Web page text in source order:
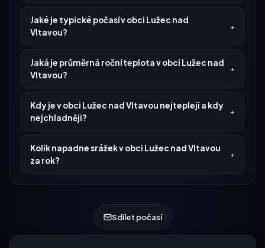
Jaké je typické počasí v obci Lužec nad
Vltavou?
Jaká je průměrná roční teplota v obci Lužec nad
Vltavou?
Kdy je v obci Lužec nad Vltavou nejtepleji a kdy
nejchladněji?
Kolik napadne srážek v obci Lužec nad Vltavou
za rok?
Sdílet počasí